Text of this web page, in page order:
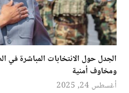
الجدل حول الانتخابات المباشرة في
ومخاوف أمنية
أغسطس 24, 2025